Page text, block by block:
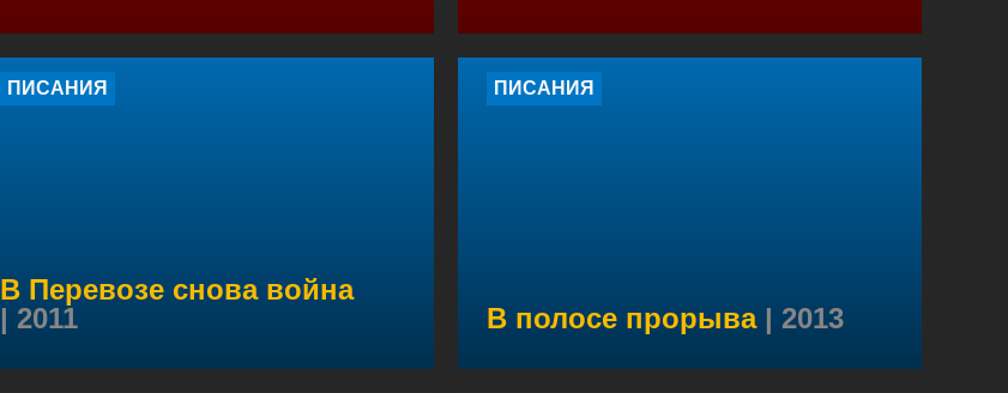
ПИСАНИЯ
В Перевозе снова война
| 2011
ПИСАНИЯ
В полосе прорыва| 2013